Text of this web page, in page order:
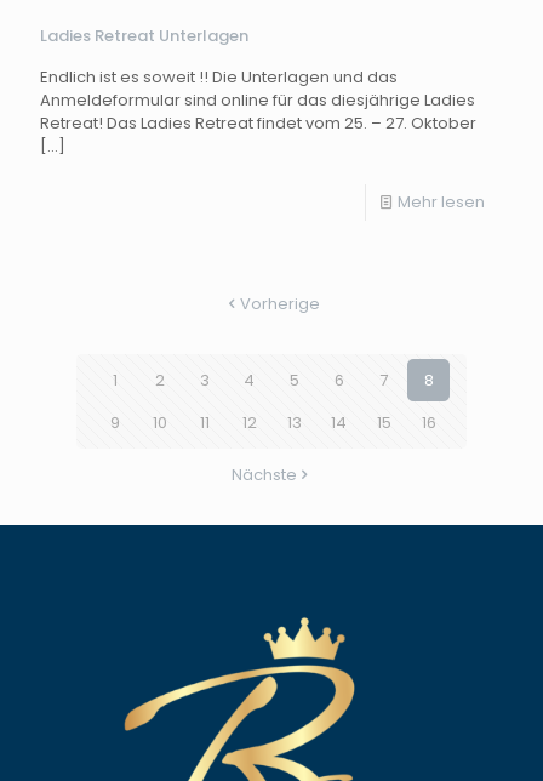
Ladies Retreat Unterlagen
Endlich ist es soweit !! Die Unterlagen und das
Anmeldeformular sind online für das diesjährige Ladies
Retreat! Das Ladies Retreat findet vom 25. – 27. Oktober
[…]
Mehr lesen
Vorherige
1 2 3 4 5 6 7
8
9
10 11 12 13 14 15 16
Nächste